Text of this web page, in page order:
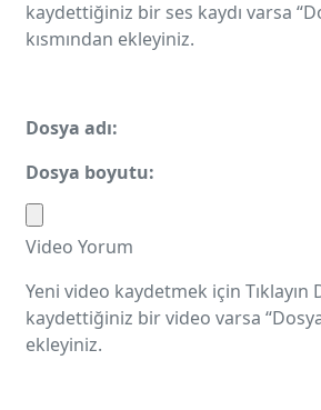
kaydettiğiniz bir ses kaydı varsa
kısmından ekleyiniz.
Dosya adı:
Dosya boyutu:
Video Yorum
Yeni video kaydetmek için Tıklayın
kaydettiğiniz bir video varsa “Dosya
ekleyiniz.